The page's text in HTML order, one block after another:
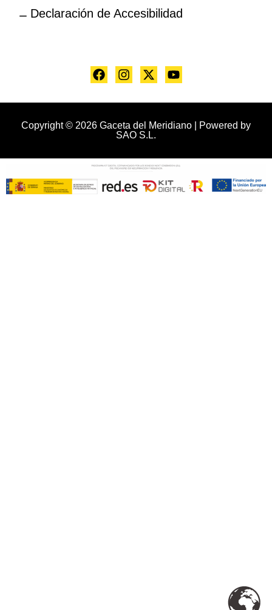
Declaración de Accesibilidad
Copyright © 2026 Gaceta del Meridiano | Powered by
SAO S.L.